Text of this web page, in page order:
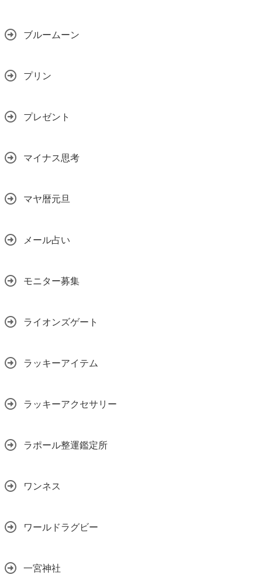
ブルームーン
プリン
プレゼント
マイナス思考
マヤ暦元旦
メール占い
モニター募集
ライオンズゲート
ラッキーアイテム
ラッキーアクセサリー
ラポール整運鑑定所
ワンネス
ワールドラグビー
一宮神社